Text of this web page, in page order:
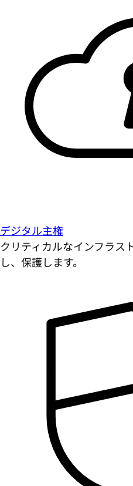
デジタル主権
クリティカルなインフラス
し、保護します。